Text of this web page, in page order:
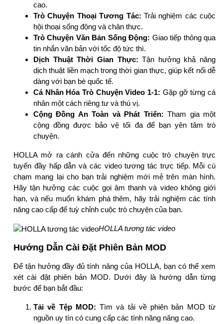
cao.
Trò Chuyện Thoại Tương Tác: Trải nghiệm các cuộc
hội thoại sống động và chân thực.
Trò Chuyện Văn Bản Sống Động: Giao tiếp thông qua
tin nhắn văn bản với tốc độ tức thì.
Dịch Thuật Thời Gian Thực: Tận hưởng khả năng
dịch thuật liền mạch trong thời gian thực, giúp kết nối dễ
dàng với bạn bè quốc tế.
Cá Nhân Hóa Trò Chuyện Video 1-1: Gặp gỡ từng cá
nhân một cách riêng tư và thú vị.
Cộng Đồng An Toàn và Phát Triển: Tham gia một
cộng đồng được bảo vệ tối đa để bạn yên tâm trò
chuyện.
HOLLA mở ra cánh cửa đến những cuộc trò chuyện trực
tuyến đầy hấp dẫn và các video tương tác trực tiếp. Mỗi cú
chạm mang lại cho bạn trải nghiệm mới mẻ trên màn hình.
Hãy tận hưởng các cuộc gọi âm thanh và video không giới
hạn, và nếu muốn khám phá thêm, hãy trải nghiệm các tính
năng cao cấp để tuỳ chỉnh cuộc trò chuyện của bạn.
HOLLA tương tác video
Hướng Dẫn Cài Đặt Phiên Bản MOD
Để tận hưởng đầy đủ tính năng của HOLLA, bạn có thể xem
xét cài đặt phiên bản MOD. Dưới đây là hướng dẫn từng
bước để bạn bắt đầu:
Tải về Tệp MOD: Tìm và tải về phiên bản MOD từ
nguồn uy tín có cung cấp các tính năng nâng cao.